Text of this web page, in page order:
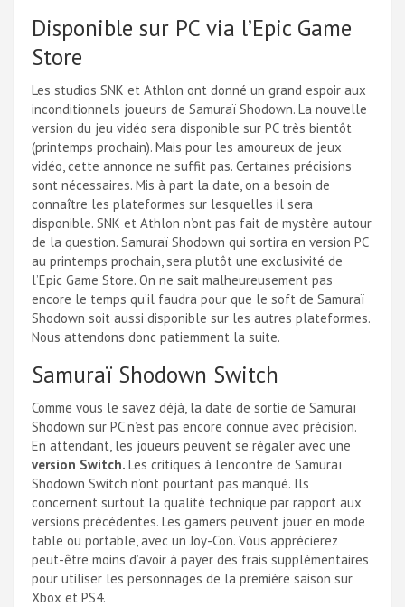
Disponible sur PC via l’Epic Game
Store
Les studios SNK et Athlon ont donné un grand espoir aux
inconditionnels joueurs de Samuraï Shodown. La nouvelle
version du jeu vidéo sera disponible sur PC très bientôt
(printemps prochain). Mais pour les amoureux de jeux
vidéo, cette annonce ne suffit pas. Certaines précisions
sont nécessaires. Mis à part la date, on a besoin de
connaître les plateformes sur lesquelles il sera
disponible. SNK et Athlon n’ont pas fait de mystère autour
de la question. Samuraï Shodown qui sortira en version PC
au printemps prochain, sera plutôt une exclusivité de
l’Epic Game Store. On ne sait malheureusement pas
encore le temps qu’il faudra pour que le soft de Samuraï
Shodown soit aussi disponible sur les autres plateformes.
Nous attendons donc patiemment la suite.
Samuraï Shodown Switch
Comme vous le savez déjà, la date de sortie de Samuraï
Shodown sur PC n’est pas encore connue avec précision.
En attendant, les joueurs peuvent se régaler avec une
version Switch. Les critiques à l’encontre de Samuraï
Shodown Switch n’ont pourtant pas manqué. Ils
concernent surtout la qualité technique par rapport aux
versions précédentes. Les gamers peuvent jouer en mode
table ou portable, avec un Joy-Con. Vous apprécierez
peut-être moins d’avoir à payer des frais supplémentaires
pour utiliser les personnages de la première saison sur
Xbox et PS4.